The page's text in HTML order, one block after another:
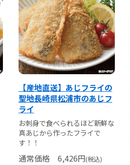
【産地直送】あじフライの
聖地長崎県松浦市のあじフ
ライ
お刺身で食べられるほど新鮮な
真あじから作ったフライで
す！！
通常価格6,426円(税込)